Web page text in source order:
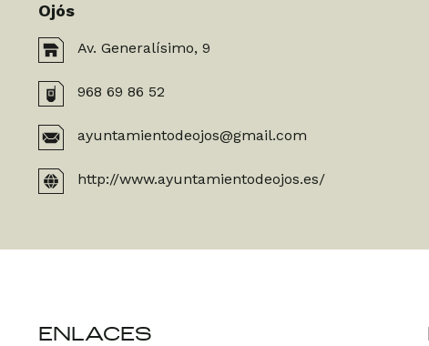
Ojós
Av. Generalísimo, 9
968 69 86 52
ayuntamientodeojos@gmail.com
http://www.ayuntamientodeojos.es/
ENLACES